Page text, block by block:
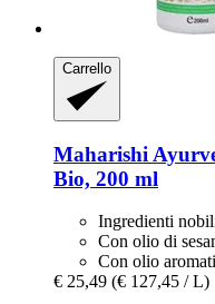
Carrello
Maharishi
Bio, 200 ml
Ingredienti
Con olio di
Con olio
€ 25,49 (€ 127,45 / L)